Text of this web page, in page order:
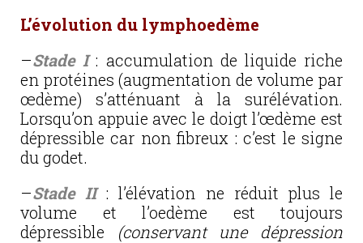
L’évolution du lymphoedème
–Stade I: accumulation de liquide riche
en protéines (augmentation de volume par
œdème) s’atténuant à la surélévation.
Lorsqu’on appuie avec le doigt l’œdème est
dépressible car non fibreux : c’est le signe
du godet.
–Stade II: l’élévation ne réduit plus le
volume et l’oedème est toujours
dépressible (conservant une dépression